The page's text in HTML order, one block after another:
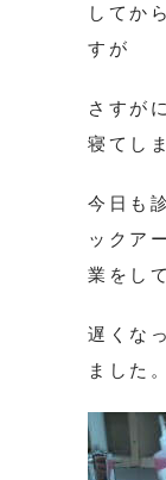
してか
すが
さすが
寝てし
今日も
ックア
業をして
遅くな
ました。